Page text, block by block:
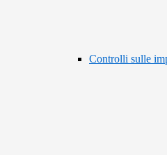
Controlli sulle